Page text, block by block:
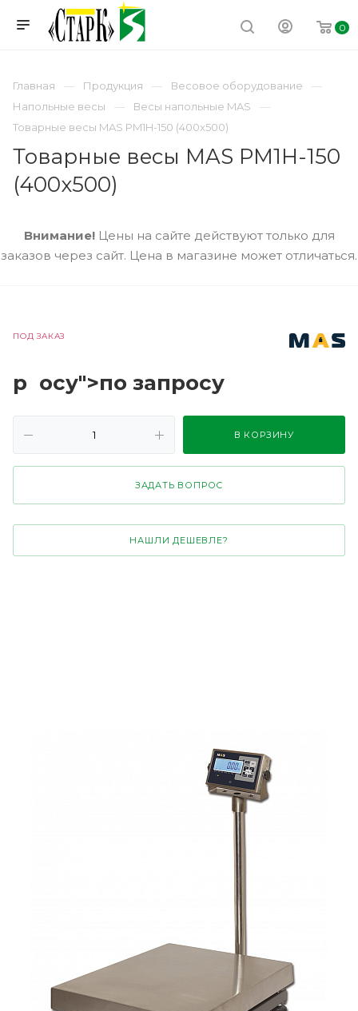
0
Главная Продукция
Весовое оборудование
Напольные весы
Весы напольные MAS
Товарные весы MAS PM1H-150 (400x500)
Товарные весы MAS PM1H-150
(400x500)
Внимание!Цены на сайте действуют только для
заказов через сайт. Цена в магазине может отличаться.
ПОД ЗАКАЗ
р осу">по запросу
В КОРЗИНУ
ЗАДАТЬ ВОПРОС
НАШЛИ ДЕШЕВЛЕ?